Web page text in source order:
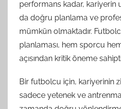
performans kadar, kariyerin
da doğru planlama ve
mümkün olmaktadır.
planlaması, hem sporcu
açısından kritik öneme
Bir futbolcu için, kariyerinin
sadece yetenek ve